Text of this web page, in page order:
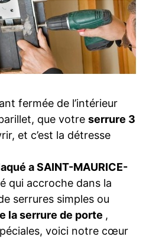
fermée de l’intérieur
que votre serrure 3
et c’est la détresse
a SAINT-MAURICE-
qui accroche dans la
serrures simples ou
la serrure de porte ,
voici notre cœur